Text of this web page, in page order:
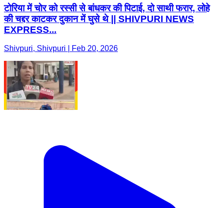
टोरिया में चोर को रस्सी से बांधकर की पिटाई, दो साथी फरार, लोहे
की चद्दर काटकर दुकान में घुसे थे || SHIVPURI NEWS
EXPRESS...
Shivpuri, Shivpuri | Feb 20, 2026